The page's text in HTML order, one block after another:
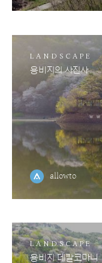
LANDSCAPE
용비지의 사진사
allowto
LANDSCAPE
용비지 데칼코마니